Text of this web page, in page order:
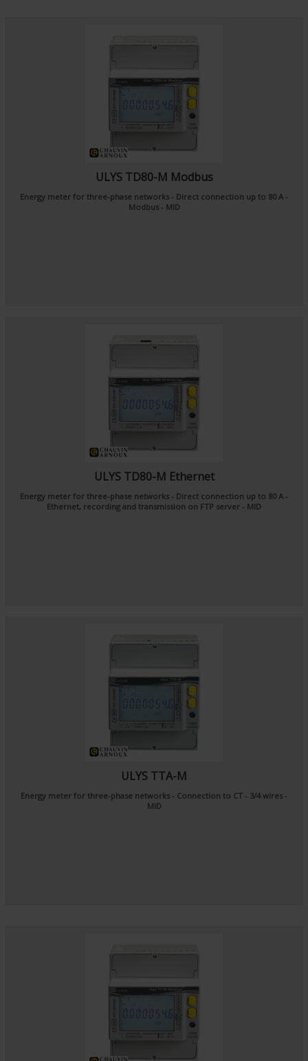
ULYS TD80-M Modbus
Energy meter for three-phase networks - Direct connection up to 80 A -
Modbus - MID
ULYS TD80-M Ethernet
Energy meter for three-phase networks - Direct connection up to 80 A -
Ethernet, recording and transmission on FTP server - MID
ULYS TTA-M
Energy meter for three-phase networks - Connection to CT - 3/4 wires -
MID